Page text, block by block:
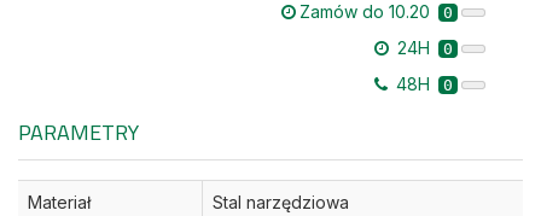
Zamów do 10.20 0
24H 0
48H 0
PARAMETRY
Materiał Stal narzędziowa